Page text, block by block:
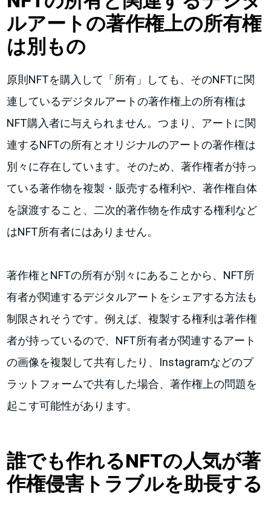
ルアートの著作権上の所有権
は別もの
原則NFTを購入して「所有」しても、そのNFTに関
連しているデジタルアートの著作権上の所有権は
NFT購入者に与えられません。つまり、アートに関
連するNFTの所有とオリジナルのアートの著作権は
別々に存在しています。そのため、著作権者が持っ
ている著作物を複製・販売する権利や、著作権自体
を譲渡すること、二次的著作物を作成する権利など
はNFT所有者にはありません。
著作権とNFTの所有が別々にあることから、NFT所
有者が関連するデジタルアートをシェアする方法も
制限されそうです。例えば、複製する権利は著作権
者が持っているので、NFT所有者が関連するアート
の画像を複製して共有したり、Instagramなどのプ
ラットフォームで共有した場合、著作権上の問題を
起こす可能性があります。
誰でも作れるNFTの人気が著
作権侵害トラブルを助長する